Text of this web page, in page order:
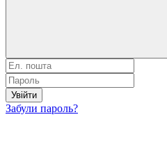
Увійти
Забули пароль?